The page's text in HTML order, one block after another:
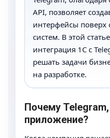
API, позволяет
интерфейсы
систем. В этой
интеграция 1С с
решать задачи
на разработке.
Почему
приложение?